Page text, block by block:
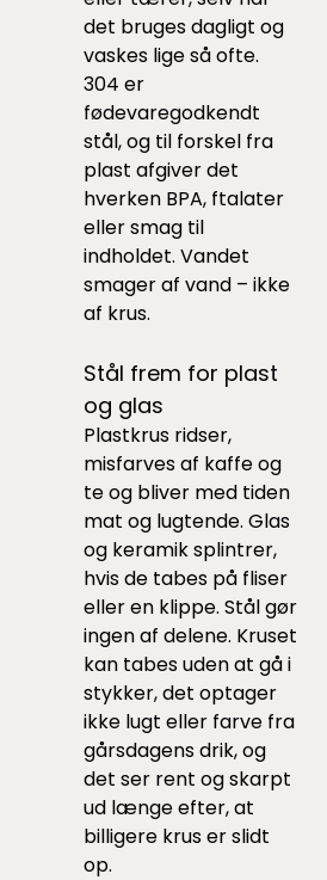
det bruges dagligt og
vaskes lige så ofte.
304 er
fødevaregodkendt
stål, og til forskel fra
plast afgiver det
hverken BPA, ftalater
eller smag til
indholdet. Vandet
smager af vand – ikke
af krus.
Stål frem for plast
og glas
Plastkrus ridser,
misfarves af kaffe og
te og bliver med tiden
mat og lugtende. Glas
og keramik splintrer,
hvis de tabes på fliser
eller en klippe. Stål gør
ingen af delene. Kruset
kan tabes uden at gå i
stykker, det optager
ikke lugt eller farve fra
gårsdagens drik, og
det ser rent og skarpt
ud længe efter, at
billigere krus er slidt
op.